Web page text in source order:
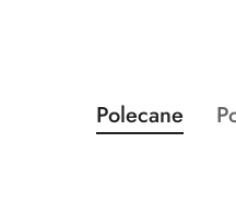
Pomiń karuzelę
Produkty
o
Polecane